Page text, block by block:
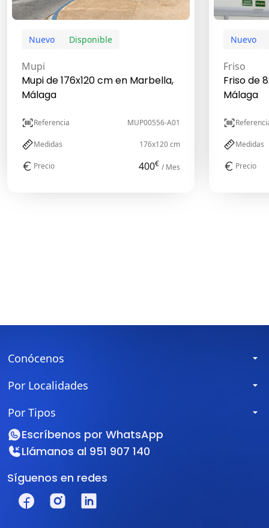
Nuevo Disponible
Mupi
Mupi de 176x120 cm en Marbella,
Málaga
Referencia MUP00556-A01
Medidas 176x120 cm
Precio 400€ / Mes
Nuevo
Friso
Friso de
Málaga
Medidas
Precio
Conócenos
Por Localidades
Por Tipos
Escríbenos por WhatsApp
Llámanos al 951 907 140
Síguenos en redes